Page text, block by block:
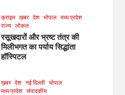
क्राइम ख़बर देश भोपाल मध्य प्रदेश
राज्य लोकल
रसूखदारों और भ्रष्ट तंत्र की
मिलीभगत का पर्याय सिद्धांता
हॉस्पिटल
ख़बर देश नई दिल्ली भोपाल
मध्य प्रदेश संपादकीय